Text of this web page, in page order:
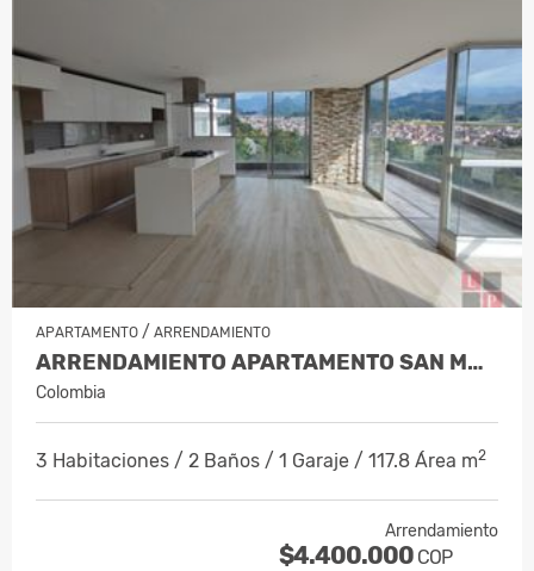
APARTAMENTO / ARRENDAMIENTO
ARRENDAMIENTO APARTAMENTO SAN MARC…
Colombia
3 Habitaciones / 2 Baños / 1 Garaje / 117.8 Área m2
Arrendamiento
$4.400.000 COP